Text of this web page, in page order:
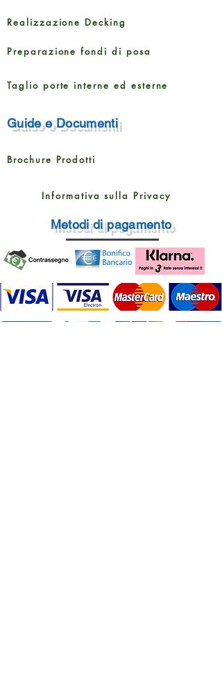
Realizzazione Decking
Preparazione fondi di posa
Taglio porte interne ed esterne
Guide e Documenti
Brochure Prodotti
Informativa sulla Privacy
Metodi di pagamento